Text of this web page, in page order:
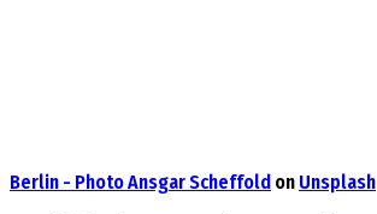
Berlin - PhotoAnsgar Scheffold on Unsplash